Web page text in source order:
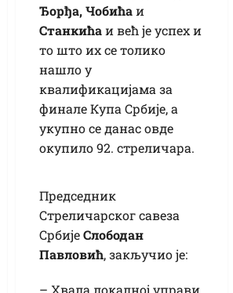
Ђорђа, Чобићаи
Станкићаи већ је успех и
то што их се толико
нашло у
квалификацијама за
финале Купа Србије, а
укупно се данас овде
окупило 92. стреличара.
Председник
Стреличарског савеза
СрбијеСлободан
Павловић, закључио је:
– Хвала локалној управи